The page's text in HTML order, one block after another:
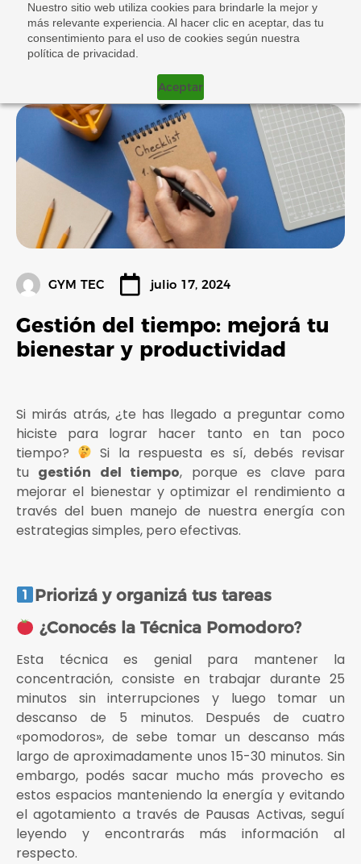
Nuestro sitio web utiliza cookies para brindarle la mejor y
más relevante experiencia. Al hacer clic en aceptar, das tu
consentimiento para el uso de cookies según nuestra
política de privacidad.
Aceptar
GYM TEC julio 17, 2024
Gestión del tiempo: mejorá tu
bienestar y productividad
Si mirás atrás, ¿te has llegado a preguntar como
hiciste para lograr hacer tanto en tan poco
tiempo?
Si la respuesta es sí, debés revisar
tu gestión del tiempo, porque es clave para
mejorar el bienestar y optimizar el rendimiento a
través del buen manejo de nuestra energía con
estrategias simples, pero efectivas.
Priorizá y organizá tus tareas
¿Conocés la Técnica Pomodoro?
Esta técnica es genial para mantener la
concentración, consiste en trabajar durante 25
minutos sin interrupciones y luego tomar un
descanso de 5 minutos. Después de cuatro
«pomodoros», de sebe tomar un descanso más
largo de aproximadamente unos 15-30 minutos. Sin
embargo, podés sacar mucho más provecho es
estos espacios manteniendo la energía y evitando
el agotamiento a través de Pausas Activas, seguí
leyendo y encontrarás más información al
respecto.